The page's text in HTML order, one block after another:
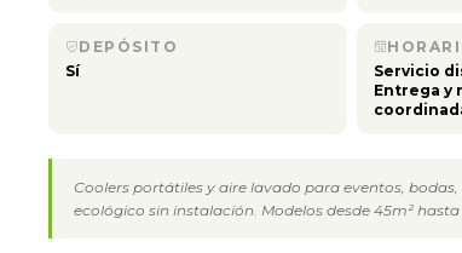
DEPÓSITO
Sí
Servicio
Entrega y
Coolers portátiles y aire lavado para eventos,
ecológico sin instalación. Modelos desde 45m²